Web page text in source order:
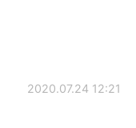
2020.07.24 12:21